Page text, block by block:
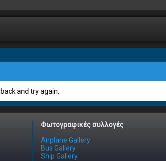
and try again.
Φωτογραφικές συλλογές
Airplane Gallery
Bus Gallery
Ship Gallery